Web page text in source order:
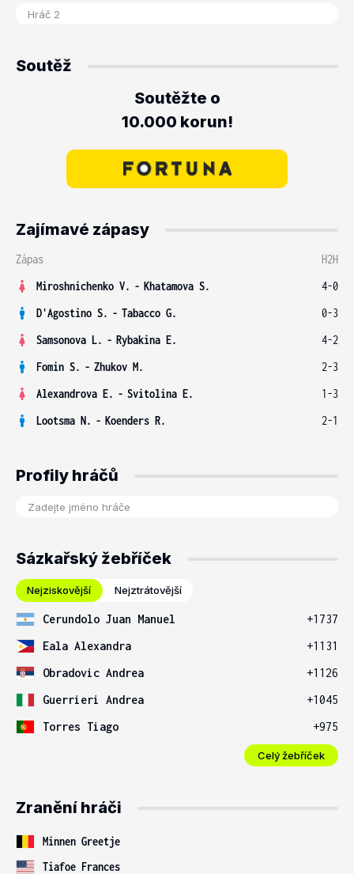
Soutěž
Soutěžte o
10.000 korun!
Zajímavé zápasy
Zápas
H2H
Miroshnichenko V. - Khatamova S.
4-0
D'Agostino S. - Tabacco G.
0-3
Samsonova L. - Rybakina E.
4-2
Fomin S. - Zhukov M.
2-3
Alexandrova E. - Svitolina E.
1-3
Lootsma N. - Koenders R. 2-1
Profily hráčů
Sázkařský žebříček
Nejziskovější Nejztrátovější
Cerundolo Juan Manuel
+1737
Eala Alexandra
+1131
Obradovic Andrea
+1126
Guerrieri Andrea
+1045
Torres Tiago
+975
Celý žebříček
Zranění hráči
Minnen Greetje
Tiafoe Frances